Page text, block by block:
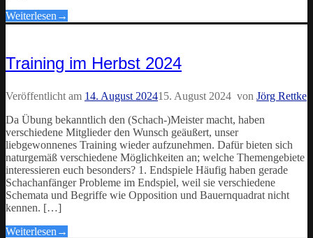
Weiterlesen →
Training im Herbst 2024
Veröffentlicht am 14. August 202415. August 2024 von Jörg Rettke
Da Übung bekanntlich den (Schach-)Meister macht, haben
verschiedene Mitglieder den Wunsch geäußert, unser
liebgewonnenes Training wieder aufzunehmen. Dafür bieten sich
naturgemäß verschiedene Möglichkeiten an; welche Themengebiete
interessieren euch besonders? 1. Endspiele Häufig haben gerade
Schachanfänger Probleme im Endspiel, weil sie verschiedene
Schemata und Begriffe wie Opposition und Bauernquadrat nicht
kennen. […]
Weiterlesen →